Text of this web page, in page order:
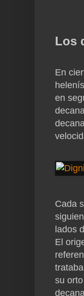
Los
En
en
Cada
lados
El
su